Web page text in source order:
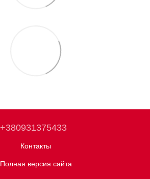
+380931375433
Контакты
Полная версия сайта